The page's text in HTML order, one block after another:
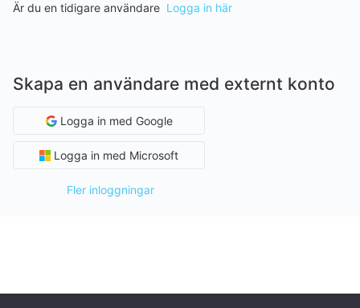
Är du en tidigare användare Logga in här
Skapa en användare med externt konto
Logga in med Google
Logga in med Microsoft
Fler inloggningar